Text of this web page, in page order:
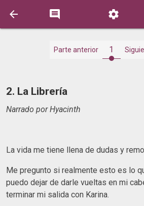
  
Parte anterior 1
2. La Librería
Narrado por Hyacinth
La vida me tiene llena de dudas y
Me pregunto si realmente esto es lo
puedo dejar de darle vueltas en mi
terminar mi salida con Karina.